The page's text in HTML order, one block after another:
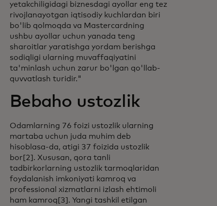
yetakchiligidagi biznesdagi ayollar eng tez
rivojlanayotgan iqtisodiy kuchlardan biri
bo'lib qolmoqda va Mastercardning
ushbu ayollar uchun yanada teng
sharoitlar yaratishga yordam berishga
sodiqligi ularning muvaffaqiyatini
ta'minlash uchun zarur bo'lgan qo'llab-
quvvatlash turidir."
Bebaho ustozlik
Odamlarning 76 foizi ustozlik ularning
martaba uchun juda muhim deb
hisoblasa-da, atigi 37 foizida ustozlik
bor[2]. Xususan, qora tanli
tadbirkorlarning ustozlik tarmoqlaridan
foydalanish imkoniyati kamroq va
professional xizmatlarni izlash ehtimoli
ham kamroq[3]. Yangi tashkil etilgan